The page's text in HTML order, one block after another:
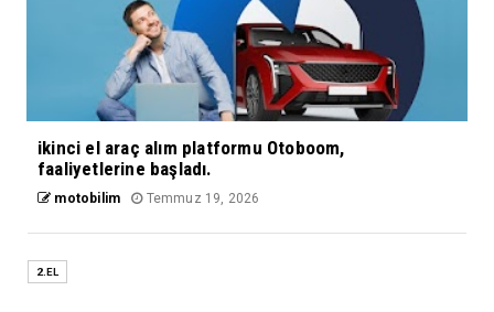
ikinci el araç alım platformu Otoboom,
faaliyetlerine başladı.
motobilim Temmuz 19, 2026
2.EL